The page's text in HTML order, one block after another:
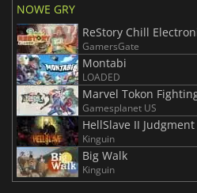
NOWE GRY
ReStory Chill
GamersGate
Montabi
LOADED
Marvel Tokon
Gamesplanet US
HellSlave II
Kinguin
Big Walk
Kinguin